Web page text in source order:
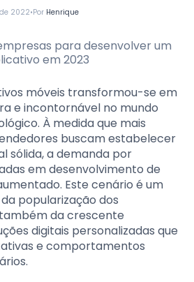
2022•Por Henrique
móveis transformou-se em
e incontornável no mundo
À medida que mais
buscam estabelecer
sólida, a demanda por
em desenvolvimento de
Este cenário é um
popularização dos
da crescente
digitais personalizadas que
e comportamentos